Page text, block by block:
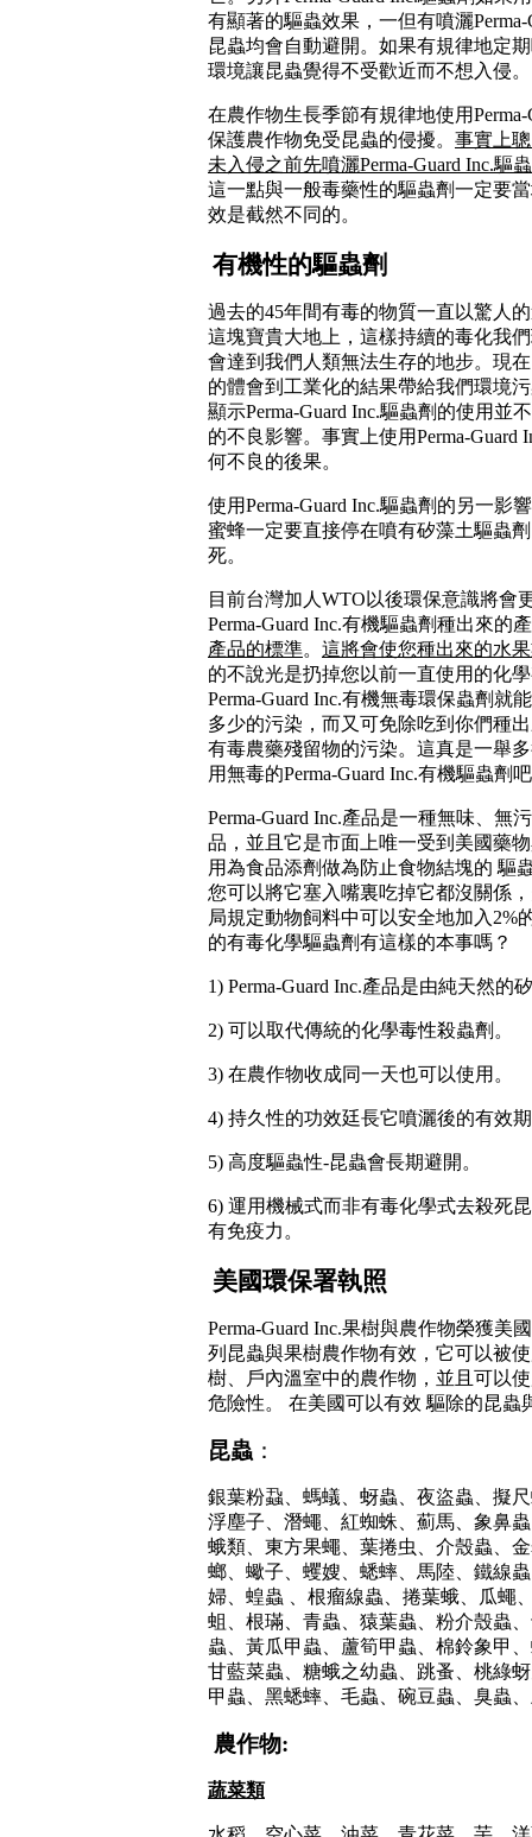
有顯著的驅蟲效果，一但有噴灑
昆蟲均會自動避開。如果有規律地定
環境讓昆蟲覺得不受歡近而不想入侵。
在農作物生長季節有規律地使用
保護農作物免受昆蟲的侵擾。 事實上
未入侵之前先噴灑Perma-Guard Inc.驅
這一點與一般毒藥性的驅蟲劑一定要
效是截然不同的。
有機性的驅蟲劑
過去的45年間有毒的物質一直以驚人
這塊寶貴大地上，這樣持續的毒化我
會達到我們人類無法生存的地步。現
的體會到工業化的結果帶給我們環境
顯示Perma-Guard Inc.驅蟲劑的使用並
的不良影響。事實上使用Perma-Guard
何不良的後果。
使用Perma-Guard Inc.驅蟲劑的另一影
蜜蜂一定要直接停在噴有矽藻土驅蟲
死。
目前台灣加人 WTO以後環保意識將會
Perma-Guard Inc.有機驅蟲劑種出來的
產品的標準。 這將會使您種出來的水
的不說光是扔掉您以前一直使用的化
Perma-Guard Inc.有機無毒環保蟲劑就
多少的污染，而又可免除吃到你們種
有毒農藥殘留物的污染。這真是一舉
用無毒的Perma-Guard Inc.有機驅蟲劑
Perma-Guard Inc.產品是一種無味、無
品，並且它是市面上唯一受到美國藥
用為食品添劑做為防止食物結塊的 驅
您可以將它塞入嘴裏吃掉它都沒關係
局規定動物飼料中可以安全地加入2%
的有毒化學驅蟲劑有這樣的本事嗎？
1) Perma-Guard Inc.產品是由純天然的
2) 可以取代傳統的化學毒性殺蟲劑。
3) 在農作物收成同一天也可以使用。
4) 持久性的功效廷長它噴灑後的有效
5) 高度驅蟲性-昆蟲會長期避開。
6) 運用機械式而非有毒化學式去殺死
有免疫力。
美國環保署執照
Perma-Guard Inc.果樹與農作物榮獲美
列昆蟲與果樹農作物有效，它可以被
樹、戶內溫室中的農作物，並且可以
危險性。 在美國可以有效 驅除的昆蟲
昆蟲 ：
銀葉粉蝨、螞蟻、蚜蟲、夜盜蟲、擬
浮塵子、潛蠅、紅蜘蛛、薊馬、象鼻
蛾類、東方果蠅、葉捲虫、介殼蟲、
螂、蠍子、蠼嫂、蟋蟀、馬陸、鐵線
婦、蝗蟲
、根瘤線蟲、捲葉蛾、瓜蠅
蛆、根璊、青蟲、猿葉蟲、 粉介殼蟲
蟲、黃瓜甲蟲、蘆筍甲蟲、棉鈴象甲
甘藍菜蟲、糖蛾之幼蟲、跳蚤、桃綠
甲蟲、黑蟋蟀、毛蟲、碗豆蟲、臭蟲
農作物:
蔬菜類